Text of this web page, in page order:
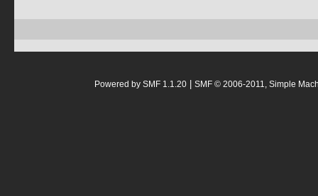
Powered by SMF 1.1.20 | SMF © 2006-2011, Simple